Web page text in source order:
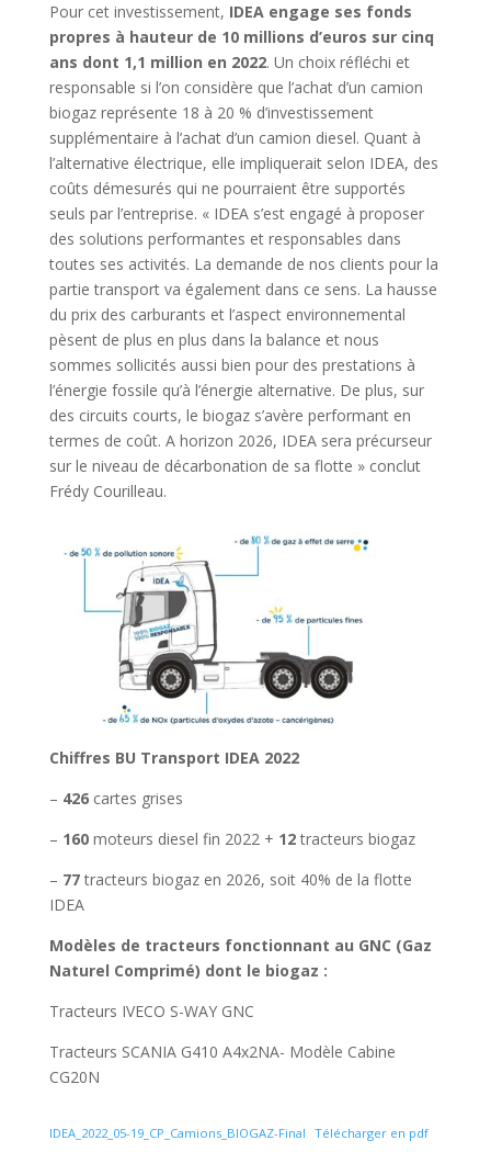
Pour cet investissement, IDEA engage ses fonds
propres à hauteur de 10 millions d’euros sur cinq
ans dont 1,1 million en 2022. Un choix réfléchi et
responsable si l’on considère que l’achat d’un camion
biogaz représente 18 à 20 % d’investissement
supplémentaire à l’achat d’un camion diesel. Quant à
l’alternative électrique, elle impliquerait selon IDEA, des
coûts démesurés qui ne pourraient être supportés
seuls par l’entreprise. « IDEA s’est engagé à proposer
des solutions performantes et responsables dans
toutes ses activités. La demande de nos clients pour la
partie transport va également dans ce sens. La hausse
du prix des carburants et l’aspect environnemental
pèsent de plus en plus dans la balance et nous
sommes sollicités aussi bien pour des prestations à
l’énergie fossile qu’à l’énergie alternative. De plus, sur
des circuits courts, le biogaz s’avère performant en
termes de coût. A horizon 2026, IDEA sera précurseur
sur le niveau de décarbonation de sa flotte » conclut
Frédy Courilleau.
Chiffres BU Transport IDEA 2022
– 426cartes grises
– 160moteurs diesel fin 2022 + 12tracteurs biogaz
– 77tracteurs biogaz en 2026, soit 40% de la flotte
IDEA
Modèles de tracteurs fonctionnant au GNC (Gaz
Naturel Comprimé) dont le biogaz :
Tracteurs IVECO S-WAY GNC
Tracteurs SCANIA G410 A4x2NA- Modèle Cabine
CG20N
IDEA_2022_05-19_CP_Camions_BIOGAZ-Final Télécharger en pdf